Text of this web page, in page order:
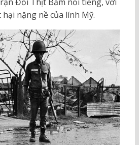
nặng nề của lính Mỹ.